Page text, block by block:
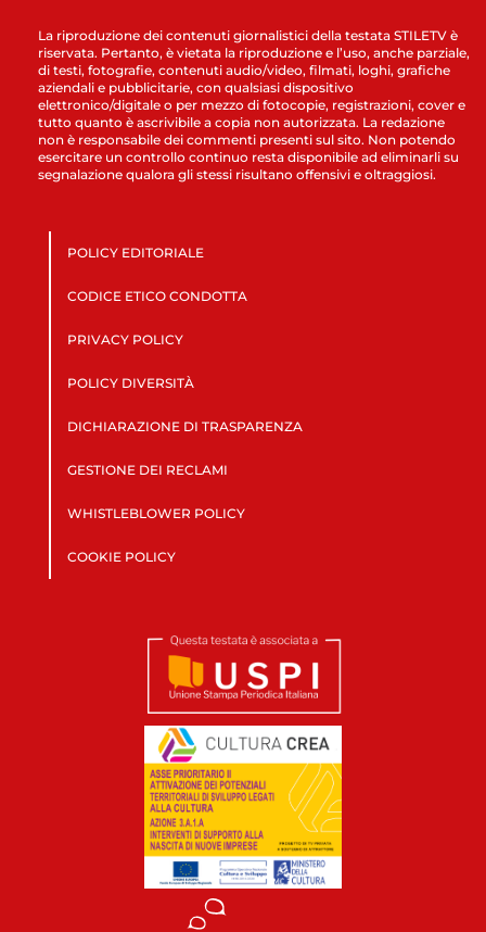
La riproduzione dei contenuti giornalistici della testata STILETV è
riservata. Pertanto, è vietata la riproduzione e l’uso, anche parziale,
di testi, fotografie, contenuti audio/video, filmati, loghi, grafiche
aziendali e pubblicitarie, con qualsiasi dispositivo
elettronico/digitale o per mezzo di fotocopie, registrazioni, cover e
tutto quanto è ascrivibile a copia non autorizzata. La redazione
non è responsabile dei commenti presenti sul sito. Non potendo
esercitare un controllo continuo resta disponibile ad eliminarli su
segnalazione qualora gli stessi risultano offensivi e oltraggiosi.
POLICY EDITORIALE
CODICE ETICO CONDOTTA
PRIVACY POLICY
POLICY DIVERSITÀ
DICHIARAZIONE DI TRASPARENZA
GESTIONE DEI RECLAMI
WHISTLEBLOWER POLICY
COOKIE POLICY